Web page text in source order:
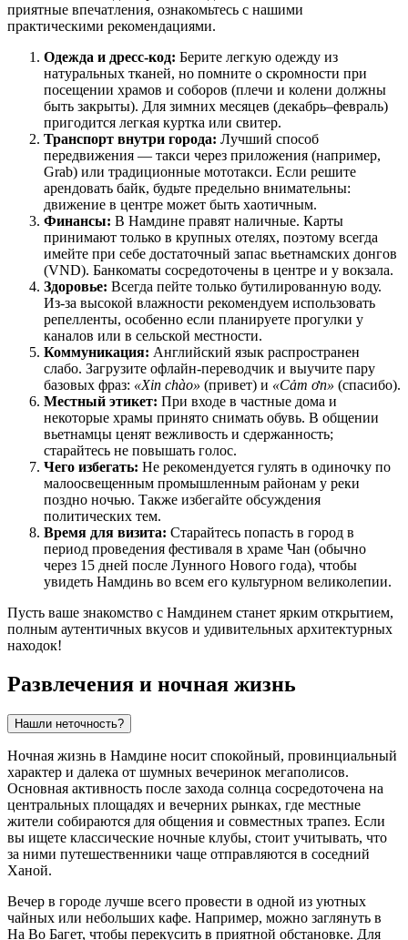
приятные впечатления, ознакомьтесь с нашими
практическими рекомендациями.
Одежда и дресс-код: Берите легкую одежду из
натуральных тканей, но помните о скромности при
посещении храмов и соборов (плечи и колени должны
быть закрыты). Для зимних месяцев (декабрь–февраль)
пригодится легкая куртка или свитер.
Транспорт внутри города: Лучший способ
передвижения — такси через приложения (например,
Grab) или традиционные мототакси. Если решите
арендовать байк, будьте предельно внимательны:
движение в центре может быть хаотичным.
Финансы: В Намдине правят наличные. Карты
принимают только в крупных отелях, поэтому всегда
имейте при себе достаточный запас вьетнамских донгов
(VND). Банкоматы сосредоточены в центре и у вокзала.
Здоровье: Всегда пейте только бутилированную воду.
Из-за высокой влажности рекомендуем использовать
репелленты, особенно если планируете прогулки у
каналов или в сельской местности.
Коммуникация: Английский язык распространен
слабо. Загрузите офлайн-переводчик и выучите пару
базовых фраз: «Xin chào» (привет) и «Cảm ơn» (спасибо).
Местный этикет: При входе в частные дома и
некоторые храмы принято снимать обувь. В общении
вьетнамцы ценят вежливость и сдержанность;
старайтесь не повышать голос.
Чего избегать: Не рекомендуется гулять в одиночку по
малоосвещенным промышленным районам у реки
поздно ночью. Также избегайте обсуждения
политических тем.
Время для визита: Старайтесь попасть в город в
период проведения фестиваля в храме Чан (обычно
через 15 дней после Лунного Нового года), чтобы
увидеть Намдинь во всем его культурном великолепии.
Пусть ваше знакомство с Намдинем станет ярким открытием,
полным аутентичных вкусов и удивительных архитектурных
находок!
Развлечения и ночная жизнь
Нашли неточность?
Ночная жизнь в Намдине носит спокойный, провинциальный
характер и далека от шумных вечеринок мегаполисов.
Основная активность после захода солнца сосредоточена на
центральных площадях и вечерних рынках, где местные
жители собираются для общения и совместных трапез. Если
вы ищете классические ночные клубы, стоит учитывать, что
за ними путешественники чаще отправляются в соседний
Ханой.
Вечер в городе лучше всего провести в одной из уютных
чайных или небольших кафе. Например, можно заглянуть в
Ha Bo Багет, чтобы перекусить в приятной обстановке. Для